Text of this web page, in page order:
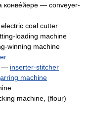
конве́йере — conveyer-
coal cutter
loading machine
winning machine
— inserter-stitcher
machine
machine, (flour)